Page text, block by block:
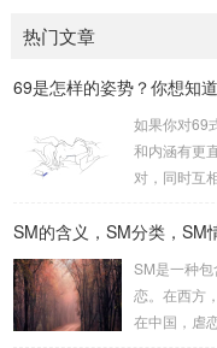
热门文章
69是怎样的姿势？你想知
如果你对69
和内涵有更
对，同时互
头枕女方大
考验了男
一姿势的独
激，同时避
SM的含义，SM分类，SM
SM是一种
恋。在西方
在中国，虐